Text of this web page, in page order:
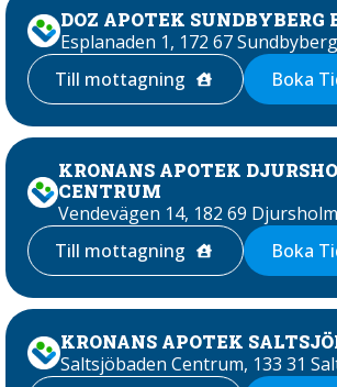
DOZ APOTEK SUNDBYBERG
Esplanaden 1, 172 67 Sundbyberg
Till mottagning
Boka
KRONANS APOTEK
CENTRUM
Vendevägen 14, 182 69 Djursholm
Till mottagning
Boka
KRONANS APOTEK
Saltsjöbaden Centrum, 133 31